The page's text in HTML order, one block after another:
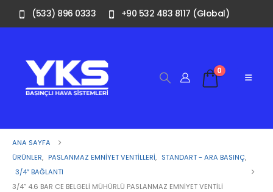
(533) 896 0333 +90 532 483 8117 (Global)
0
ANA SAYFA
ÜRÜNLER, PASLANMAZ EMNIYET VENTILLERI, STANDART - ARA BASINÇ,
3/4″ BAĞLANTI
3/4” 4.6 BAR CE BELGELI MÜHÜRLÜ PASLANMAZ EMNIYET VENTILI